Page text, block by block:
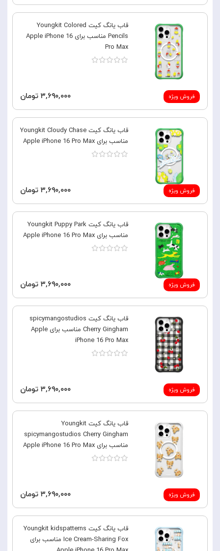
فروش ویژه
قاب یانگ کیت Youngkit Colored
Pencils مناسب برای Apple iPhone 16
Pro Max
۳,۶۹۰,۰۰۰ تومان
فروش ویژه
قاب یانگ کیت Youngkit Cloudy Chase
مناسب برای Apple iPhone 16 Pro Max
۳,۶۹۰,۰۰۰ تومان
فروش ویژه
قاب یانگ کیت Youngkit Puppy Park
مناسب برای Apple iPhone 16 Pro Max
۳,۶۹۰,۰۰۰ تومان
فروش ویژه
قاب یانگ کیت spicymangostudios
Cherry Gingham مناسب برای Apple
iPhone 16 Pro Max
۳,۶۹۰,۰۰۰ تومان
فروش ویژه
قاب یانگ کیت Youngkit
spicymangostudios Cherry Gingham
مناسب برای Apple iPhone 16 Pro Max
۳,۶۹۰,۰۰۰ تومان
قاب یانگ کیت Youngkit kidspatterns
Ice Cream-Sharing Fox مناسب برای